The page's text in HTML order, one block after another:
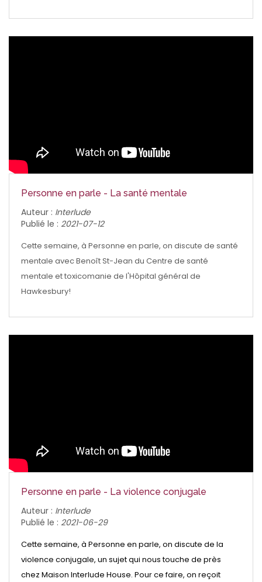
Personne en parle - La santé mentale
Auteur : Interlude
Publié le : 2021-07-12
Cette semaine, à Personne en parle, on discute de santé
mentale avec Benoît St-Jean du Centre de santé
mentale et toxicomanie de l'Hôpital général de
Hawkesbury!
Personne en parle - La violence conjugale
Auteur : Interlude
Publié le : 2021-06-29
Cette semaine, à Personne en parle, on discute de la
violence conjugale, un sujet qui nous touche de près
chez Maison Interlude House. Pour ce faire, on reçoit